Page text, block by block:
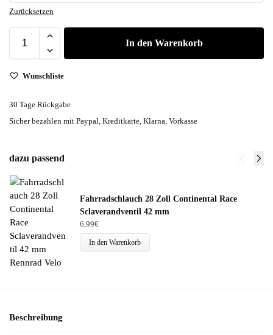
Zurücksetzen
In den Warenkorb
Wunschliste
30 Tage Rückgabe
Sicher bezahlen mit Paypal, Kreditkarte, Klarna, Vorkasse
dazu passend
Fahrradschlauch 28 Zoll Continental Race
Sclaverandventil 42 mm
6,99€
In den Warenkorb
Beschreibung